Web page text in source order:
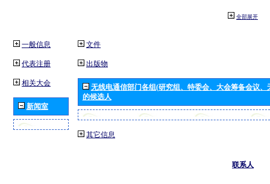
全部展开
一般信息
代表注册
相关大会
新闻室
文件
出版物
无线电通信部门各组(研究组、特委会、大会筹备会议
的候选人
其它信息
联系人